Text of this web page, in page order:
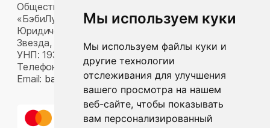
Мы используем куки
Мы используем файлы куки и
другие технологии
отслеживания для улучшения
вашего просмотра на нашем
веб-сайте, чтобы показывать
вам персонализированный
Общество с ограниченной ответственностью
«БэбиЛук»
Юридический адрес: 220117, г. Минск, пр-т Газеты
Звезда, д. 16, пом. 52
УНП: 193815124
Телефон:
+375 33 392 66 63
Email: babylook.gm@gmail.com .